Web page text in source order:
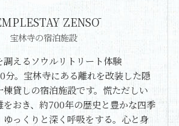
ZENSŌ
宝林寺の宿泊施設
調えるソウルリトリート体験
分。宝林寺にある離れを改装した隠
貸しの宿泊施設です。慌ただしい
をおき、約700年の歴史と豊かな四季
ゆっくりと深く呼吸をする。心と身